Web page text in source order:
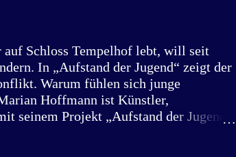
Schloss Tempelhof lebt, will seit
In „Aufstand der Jugend“ zeigt der
Warum fühlen sich junge
Hoffmann ist Künstler,
seinem Projekt „Aufstand der Jugend“